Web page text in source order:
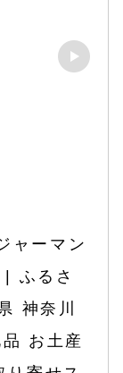
ャーマン
| ふるさ
神奈川
お土産